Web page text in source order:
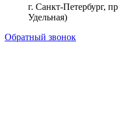
г. Санкт-Петербург,
Удельная)
Обратный звонок